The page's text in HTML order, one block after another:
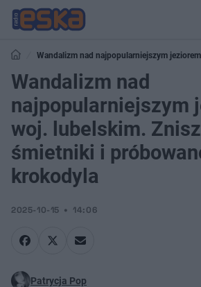
Wandalizm nad najpopularniejszym
Zniszczono śmietniki i próbowano ukraść krokodyla
Wandalizm nad
najpopularniejszym
woj. lubelskim.
śmietniki i
krokodyla
2025-10-15 14:06
Patrycja Pop